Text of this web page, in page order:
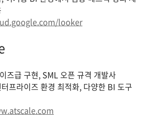
looker
즈급 구현, SML 오픈 규격 개발사
프라이즈 환경 최적화, 다양한 BI 도구